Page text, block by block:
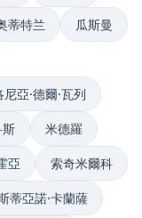
蒂特兰 瓜斯曼
亞·德爾·瓦列
米德羅
亞 索奇米爾科
蒂亞諾·卡蘭薩